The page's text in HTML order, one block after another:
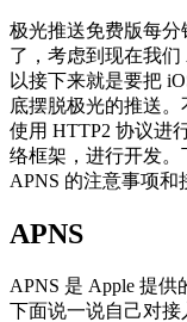
极光推送免费版每
了，考虑到现在我
以接下来就是要把
底摆脱极光的推送
使用 HTTP2 协议进
络框架，进行开发。
APNS 的注意事项和
APNS
APNS 是 Apple 提供
下面说一说自己对接